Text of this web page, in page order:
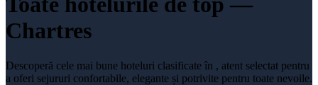
Chartres
Descoperă cele mai bune hoteluri clasificate în , atent selectat pentru
a oferi sejururi confortabile, elegante și potrivite pentru toate nevoile.